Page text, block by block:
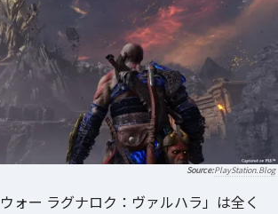
PlayStation.Blog
ォー ラグナロク：ヴァルハラ」は全く